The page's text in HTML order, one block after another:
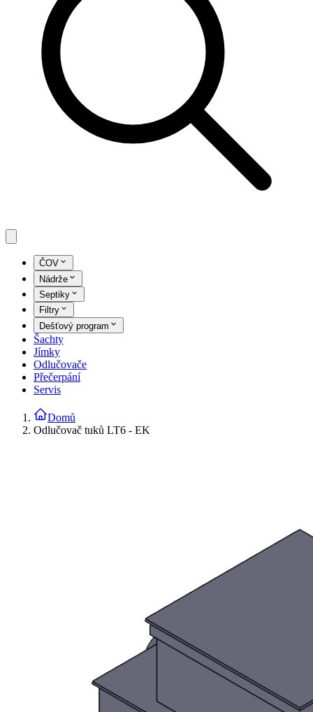
ČOV
Nádrže
Septiky
Filtry
Dešťový program
Šachty
Jímky
Odlučovače
Přečerpání
Servis
Domů
Odlučovač tuků LT6 - EK